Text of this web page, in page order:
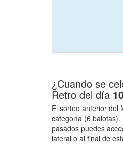
¿Cuando se
Retro del día
El sorteo anterior del
categoría (6
pasados puedes
lateral o al final de